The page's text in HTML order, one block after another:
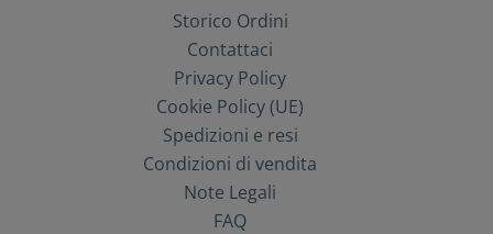
Storico Ordini
Contattaci
Privacy Policy
Cookie Policy (UE)
Spedizioni e resi
Condizioni di vendita
Note Legali
FAQ